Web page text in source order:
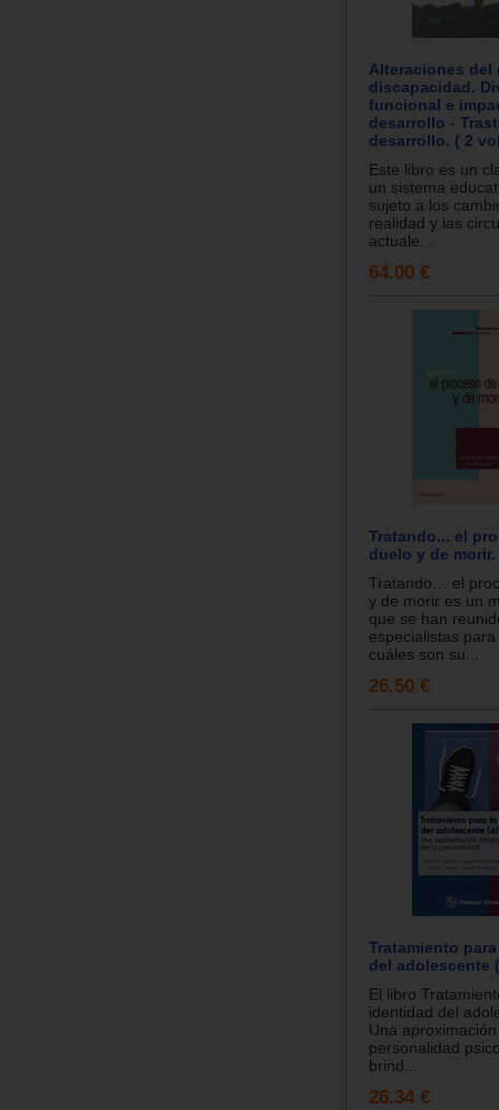
Alteraciones del
discapacidad.
funcional e
desarrollo -
desarrollo. ( 2
Este libro es un
un sistema
sujeto a los
realidad y las
actuale...
64.00 €
Tratando... el
duelo y de morir.
Tratando… el
y de morir es un
que se han
especialistas
cuáles son su...
26.50 €
Tratamiento
del adolescente
El libro
identidad del
Una
personalidad
brind...
26.34 €